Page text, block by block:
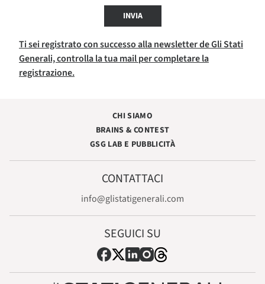
INVIA
Ti sei registrato con successo alla newsletter de Gli Stati
Generali, controlla la tua mail per completare la
registrazione.
CHI SIAMO
BRAINS & CONTEST
GSG LAB E PUBBLICITÀ
CONTATTACI
info@glistatigenerali.com
SEGUICI SU